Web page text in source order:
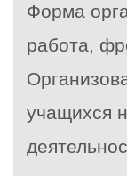
Форма
работа,
учащихся